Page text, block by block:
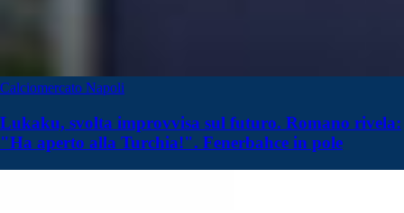
Calciomercato Napoli
Lukaku, svolta improvvisa sul futuro. Romano rivela:
"Ha aperto alla Turchia!". Fenerbahce in pole